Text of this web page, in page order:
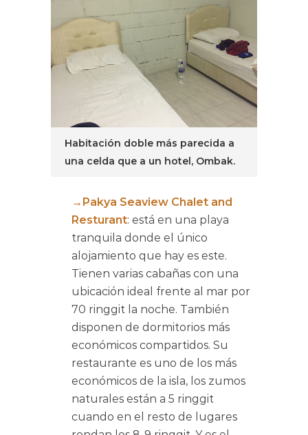
Habitación doble más parecida a
una celda que a un hotel, Ombak.
→Pakya Seaview Chalet and
Resturant: está en una playa
tranquila donde el único
alojamiento que hay es este.
Tienen varias cabañas con una
ubicación ideal frente al mar por
70 ringgit la noche. También
disponen de dormitorios más
económicos compartidos. Su
restaurante es uno de los más
económicos de la isla, los zumos
naturales están a 5 ringgit
cuando en el resto de lugares